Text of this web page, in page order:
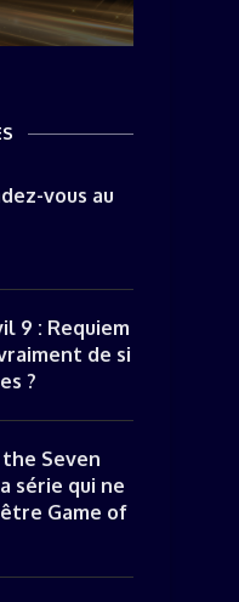
vous au
9 : Requiem
de si
?
Seven
série qui ne
Game of